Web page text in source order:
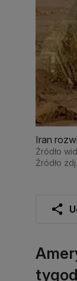
Iran
Źródło
Źródło